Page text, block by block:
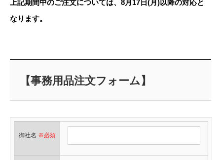
上記期間中のご注文については、8月17日(月)以降の対応と
なります。
【事務用品注文フォーム】
御社名 ※必須